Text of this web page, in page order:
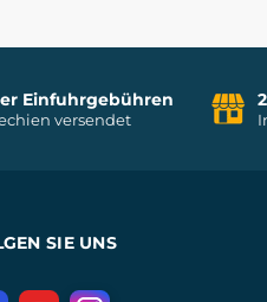
Einfuhrgebühren
versendet
SIE UNS